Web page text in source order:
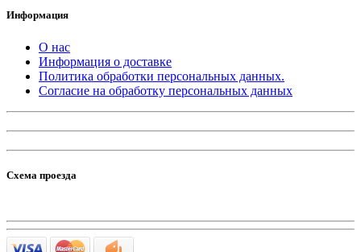
Информация
О нас
Информация о доставке
Политика обработки персональных данных.
Согласие на обработку персональных данных
Схема проезда